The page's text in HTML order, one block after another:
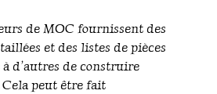
de MOC fournissent des
et des listes de pièces
d’autres de construire
peut être fait